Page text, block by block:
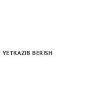
BERISH